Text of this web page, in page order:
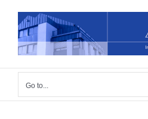
content
Go to...